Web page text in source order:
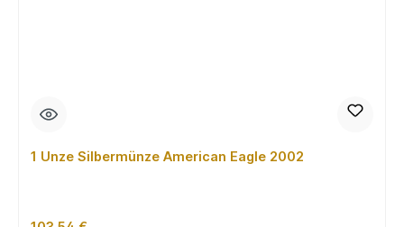
1 Unze Silbermünze American Eagle 2002